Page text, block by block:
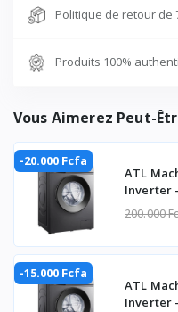
Politique de retour de
Produits 100%
Vous Aimerez Peut-
-20.000 Fcfa
ATL
Inverter
200.000
-15.000 Fcfa
ATL
Inverter